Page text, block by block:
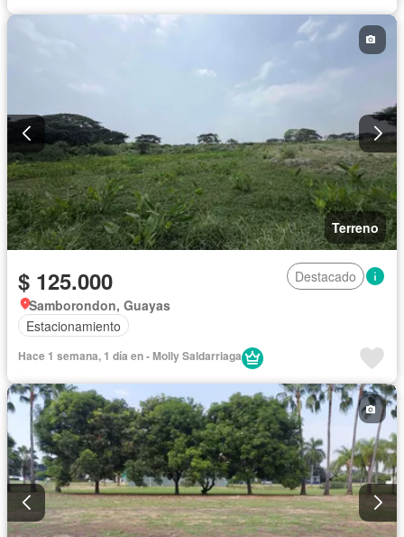
Terreno
$ 125.000
Destacado
Samborondon, Guayas
Estacionamiento
Hace 1 semana, 1 día en - Molly Saldarriaga